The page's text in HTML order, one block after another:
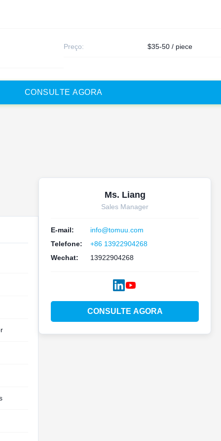
Preço: $35-50 / piece
CON SU LTE AGORA
Ms. Liang
Sales Manager
E-mail:
info@tomuu.com
Telefone:
+86 13922904268
Wechat:
13922904268
CONSULTE AGORA